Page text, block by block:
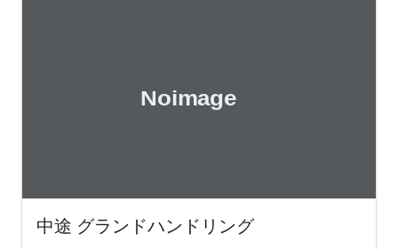
中途 グランドハンドリング